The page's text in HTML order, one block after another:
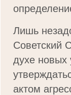
Лишь
Советский
духе новых
актом